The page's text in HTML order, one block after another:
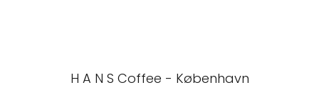
H A N S Coffee - København